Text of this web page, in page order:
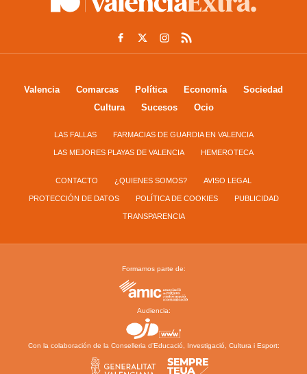
Valencia Comarcas Política Economía
Sociedad
Cultura
Sucesos Ocio
LAS FALLAS FARMACIAS DE GUARDIA EN VALENCIA
LAS MEJORES PLAYAS DE VALENCIA HEMEROTECA
CONTACTO ¿QUIENES SOMOS? AVISO LEGAL
PROTECCIÓN DE DATOS POLÍTICA DE COOKIES PUBLICIDAD
TRANSPARENCIA
Formamos parte de:
Audiencia:
Con la colaboración de la Conselleria d’Educació, Investigació, Cultura i Esport: